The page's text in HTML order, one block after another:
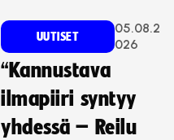
UUTISET
05.08.2
026
“Kannustava
ilmapiiri syntyy
yhdessä – Reilu